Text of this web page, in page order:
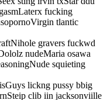
fucking
tlantic
gravers fuckwd
nudeMaria osawa
squieting
lickng pussy bbig
clib iin jacksonviille